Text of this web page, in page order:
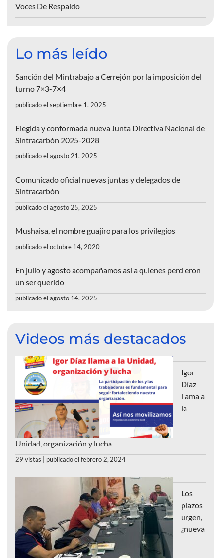
Voces De Respaldo
Lo más leído
Sanción del Mintrabajo a Cerrejón por la imposición del
turno 7×3-7×4
publicado el septiembre 1, 2025
Elegida y conformada nueva Junta Directiva Nacional de
Sintracarbón 2025-2028
publicado el agosto 21, 2025
Comunicado oficial nuevas juntas y delegados de
Sintracarbón
publicado el agosto 25, 2025
Mushaisa, el nombre guajiro para los privilegios
publicado el octubre 14, 2020
En julio y agosto acompañamos así a quienes perdieron
un ser querido
publicado el agosto 14, 2025
Videos más destacados
Igor
Díaz
llama a
la
Unidad, organización y lucha
29 vistas publicado el febrero 2, 2024
Los
plazos
urgen,
¿nueva